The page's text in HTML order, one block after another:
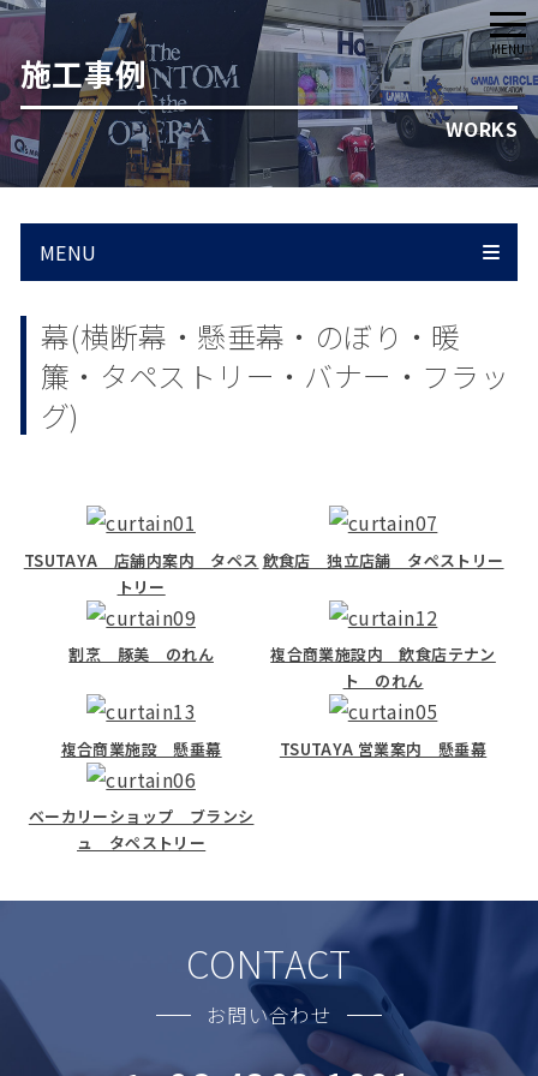
施工事例
WORKS
MENU
幕(横断幕・懸垂幕・のぼり・暖
簾・タペストリー・バナー・フラッ
グ)
TSUTAYA 店舗内案内 タペス
トリー
飲食店 独立店舗 タペストリー
割烹 豚美 のれん
複合商業施設内 飲食店テナン
ト のれん
複合商業施設 懸垂幕 TSUTAYA 営業案内 懸垂幕
ベーカリーショップ ブランシ
ュ タペストリー
CONTACT
お問い合わせ
メ
ニ
ュ
ー
MENU